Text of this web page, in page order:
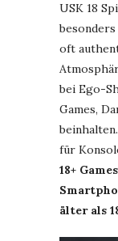
USK 18
oft
bei Ego-
Games,
für
18+
älter als